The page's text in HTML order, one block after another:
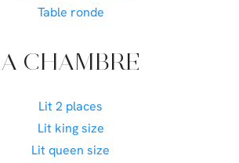
Table ronde
CHAMBRE
Lit 2 places
Lit king size
Lit queen size